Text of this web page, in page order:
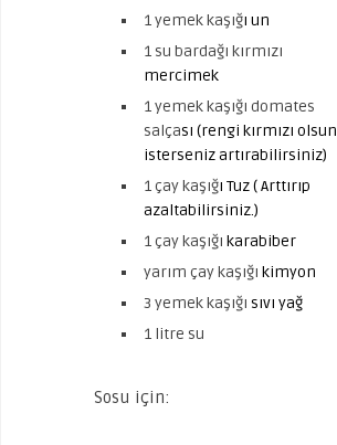
1 yemek kaşığı un
1 su bardağı kırmızı
mercimek
1 yemek kaşığı domates
salçası (rengi kırmızı olsun
isterseniz artırabilirsiniz)
1 çay kaşığı Tuz ( Arttırıp
azaltabilirsiniz.)
1 çay kaşığı karabiber
yarım çay kaşığı kimyon
3 yemek kaşığı sıvı yağ
1 litre su
Sosu için: